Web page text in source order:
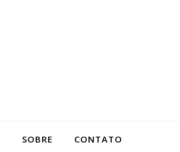
SOBRE CONTATO